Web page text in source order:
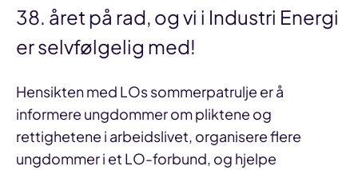
38. året på rad, og vi i Industri Energi
er selvfølgelig med!
Hensikten med LOs sommerpatrulje er å
informere ungdommer om pliktene og
rettighetene i arbeidslivet, organisere flere
ungdommer i et LO-forbund, og hjelpe